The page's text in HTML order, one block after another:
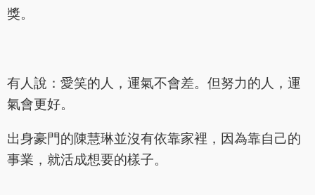
獎。
有人說：愛笑的人，運氣不會差。但努力的人，運
氣會更好。
出身豪門的陳慧琳並沒有依靠家裡，因為靠自己的
事業，就活成想要的樣子。